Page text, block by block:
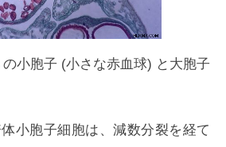
小胞子 (小さな赤血球) と大胞子
小胞子細胞は、減数分裂を経て